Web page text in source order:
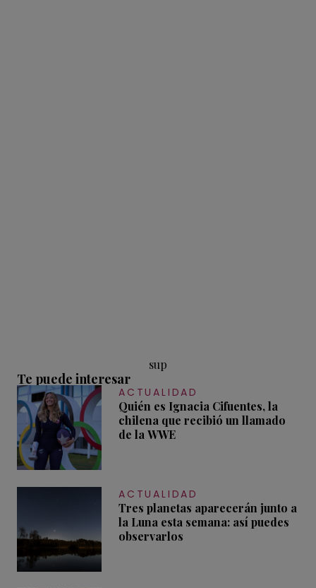
sup
Te puede interesar
ACTUALIDAD
Quién es Ignacia Cifuentes, la
chilena que recibió un llamado
de la WWE
ACTUALIDAD
Tres planetas aparecerán junto a
la Luna esta semana: así puedes
observarlos